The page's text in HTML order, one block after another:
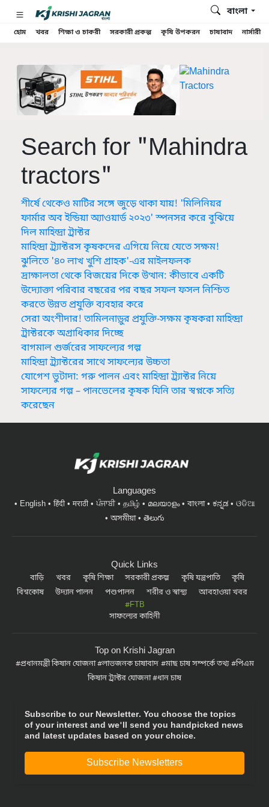
হোম খবর শিক্ষা ও চাকরী সরকারী প্রকল্প কৃষি উপকরন চাষাবাদ নার্সারী
বাংলা
Search for "Mahindra
tractors"
শীর্ষে থেকেও মাটির সঙ্গে জুড়ে থাকা যায়! 'মিলিনিয়র
ফার্মার অব ইন্ডিয়া অ্যাওয়ার্ড ২০২৩' স্পনসর করে বুঝিয়ে
দিল মাহিন্দ্রা ট্রাক্টর
মাহিন্দ্রা ট্র্যাক্টরস কৃষকদের এগিয়ে নিয়ে যেতে সক্ষম!
ঝুলিতে '৪০ লাখ খুশি গ্রাহক'-এর মাইলফলক
দ্রাক্ষালতা থেকে বিজয়ের দিকে উত্থান: কীভাবে একটি
উদ্যোক্তা পরিবার বছরের পর বছর সফল ফসল নিশ্চিত
করতে উন্নত প্রযুক্তি ব্যবহার করে
সেরা অংশীদার! তামিলনাড়ুর প্রযুক্তি-সক্ষম কৃষকরা মাহিন্দ্রা
ট্রাক্টরকে অগ্রাধিকার দিচ্ছে
বাগমাল গুর্জরের সাফল্যের গল্প
মাহিন্দ্রা ট্র্যাক্টরের সাথে সাফল্যের উচ্চতা
যোগেশ ভুটাদা: গরু পালন এবং মাহিন্দ্রা ট্র্যাক্টর নিয়ে
সাফল্যের গল্প – পানভেলের কৃষক যিনি তার স্বপ্নকে সত্যি
করেছেন
Languages
English हिंदी मराठी ਪੰਜਾਬੀ தமிழ் മലയാളം বাংলা ಕನ್ನಡ
ଓଡିଆ
অসমীয়া
తెలుగు
Quick Links
বাড়ি খবর কৃষি শিক্ষা সরকারী প্রকল্প কৃষি যন্ত্রপাতি
কৃষি
বিশ্বকোষ
উদ্যান পালন পশুপালন শরীর ও স্বাস্থ্য
আবহাওয়া খবর
#FTB
সাফল্যের কাহিনী
Top on Krishi Jagran
প্রধানমন্ত্রী কিষান যোজনা লাভজনক চাষাবাদ মাছ চাষ সম্পর্কে তথ্য
পিএম
কিষান ট্রাক্টর যোজনা ধান চাষ
Subscribe to our Newsletter. You choose the topics
of your interest and we'll send you handpicked news
and latest updates based on your choice.
Subscribe Newsletters